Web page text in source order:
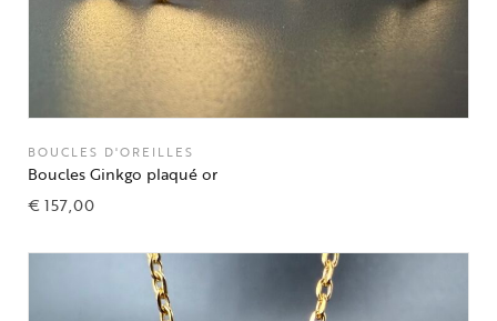
BOUCLES D'OREILLES
Boucles Ginkgo plaqué or
€157,00